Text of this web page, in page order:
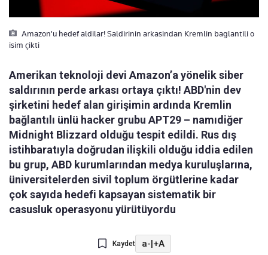
Amazon'u hedef aldilar! Saldirinin arkasindan Kremlin baglantili o
isim çikti
Amerikan teknoloji devi Amazon’a yönelik siber
saldırının perde arkası ortaya çıktı! ABD'nin dev
şirketini hedef alan girişimin ardında Kremlin
bağlantılı ünlü hacker grubu APT29 – namıdiğer
Midnight Blizzard olduğu tespit edildi. Rus dış
istihbaratıyla doğrudan ilişkili olduğu iddia edilen
bu grup, ABD kurumlarından medya kuruluşlarına,
üniversitelerden sivil toplum örgütlerine kadar
çok sayıda hedefi kapsayan sistematik bir
casusluk operasyonu yürütüyordu
Kaydet a-|+A